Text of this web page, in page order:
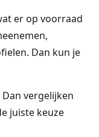
er op voorraad
Dan kun je
vergelijken
juiste keuze